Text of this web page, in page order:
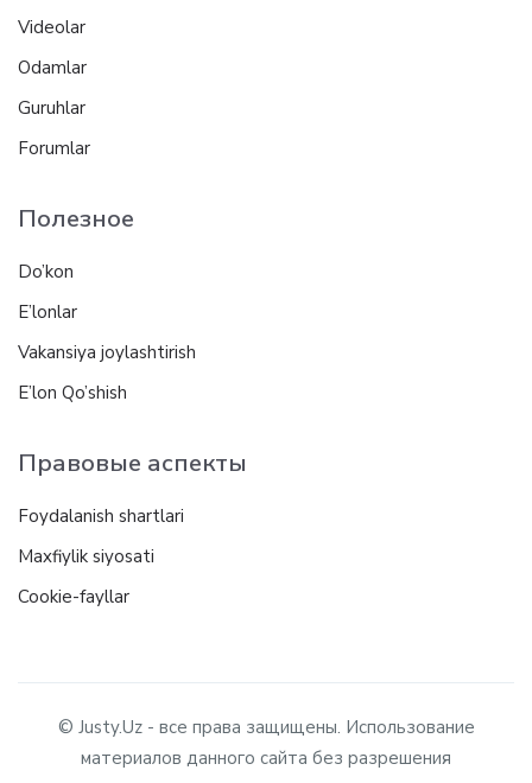
Videolar
Odamlar
Guruhlar
Forumlar
Полезное
Do’kon
E’lonlar
Vakansiya joylashtirish
E’lon Qo’shish
Правовые аспекты
Foydalanish shartlari
Maxfiylik siyosati
Cookie-fayllar
© Justy.Uz - все права защищены. Использование
материалов данного сайта без разрешения